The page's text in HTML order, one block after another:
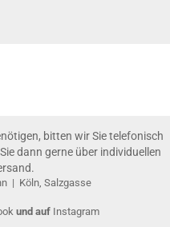
bitten wir Sie telefonisch
dann gerne über individuellen
| Köln, Salzgasse
und auf Instagram